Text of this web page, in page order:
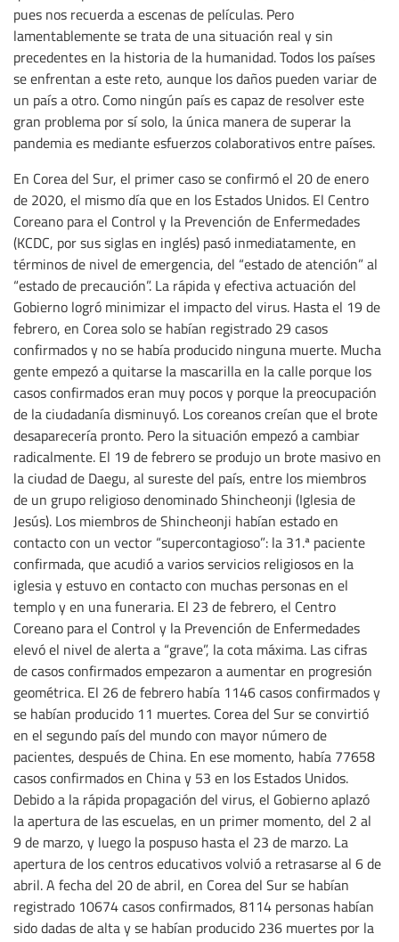
pues nos recuerda a escenas de películas. Pero
lamentablemente se trata de una situación real y sin
precedentes en la historia de la humanidad. Todos los países
se enfrentan a este reto, aunque los daños pueden variar de
un país a otro. Como ningún país es capaz de resolver este
gran problema por sí solo, la única manera de superar la
pandemia es mediante esfuerzos colaborativos entre países.
En Corea del Sur, el primer caso se confirmó el 20 de enero
de 2020, el mismo día que en los Estados Unidos. El Centro
Coreano para el Control y la Prevención de Enfermedades
(KCDC, por sus siglas en inglés) pasó inmediatamente, en
términos de nivel de emergencia, del “estado de atención” al
“estado de precaución”. La rápida y efectiva actuación del
Gobierno logró minimizar el impacto del virus. Hasta el 19 de
febrero, en Corea solo se habían registrado 29 casos
confirmados y no se había producido ninguna muerte. Mucha
gente empezó a quitarse la mascarilla en la calle porque los
casos confirmados eran muy pocos y porque la preocupación
de la ciudadanía disminuyó. Los coreanos creían que el brote
desaparecería pronto. Pero la situación empezó a cambiar
radicalmente. El 19 de febrero se produjo un brote masivo en
la ciudad de Daegu, al sureste del país, entre los miembros
de un grupo religioso denominado Shincheonji (Iglesia de
Jesús). Los miembros de Shincheonji habían estado en
contacto con un vector “supercontagioso”: la 31.ª paciente
confirmada, que acudió a varios servicios religiosos en la
iglesia y estuvo en contacto con muchas personas en el
templo y en una funeraria. El 23 de febrero, el Centro
Coreano para el Control y la Prevención de Enfermedades
elevó el nivel de alerta a “grave”, la cota máxima. Las cifras
de casos confirmados empezaron a aumentar en progresión
geométrica. El 26 de febrero había 1146 casos confirmados y
se habían producido 11 muertes. Corea del Sur se convirtió
en el segundo país del mundo con mayor número de
pacientes, después de China. En ese momento, había 77658
casos confirmados en China y 53 en los Estados Unidos.
Debido a la rápida propagación del virus, el Gobierno aplazó
la apertura de las escuelas, en un primer momento, del 2 al
9 de marzo, y luego la pospuso hasta el 23 de marzo. La
apertura de los centros educativos volvió a retrasarse al 6 de
abril. A fecha del 20 de abril, en Corea del Sur se habían
registrado 10674 casos confirmados, 8114 personas habían
sido dadas de alta y se habían producido 236 muertes por la